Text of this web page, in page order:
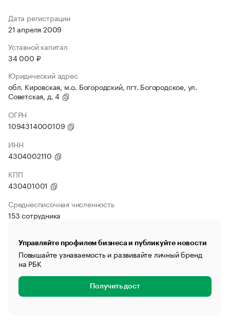
Дата регистрации
21 апреля 2009
Уставной капитал
34 000 ₽
Юридический адрес
обл. Кировская, м.о. Богородский, пгт. Богородское, ул.
Советская, д. 4
ОГРН
1094314000109
ИНН
4304002110
КПП
430401001
Среднесписочная численность
153 сотрудника
Управляйте профилем бизнеса и публикуйте новости
Повышайте узнаваемость и развивайте личный бренд
на РБК
Получить дост